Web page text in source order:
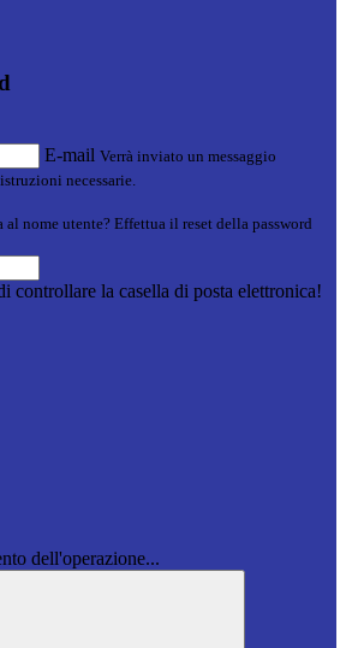
E-mail Verrà inviato un messaggio
necessarie.
al nome utente? Effettua il reset della password
controllare la casella di posta elettronica!
dell'operazione...